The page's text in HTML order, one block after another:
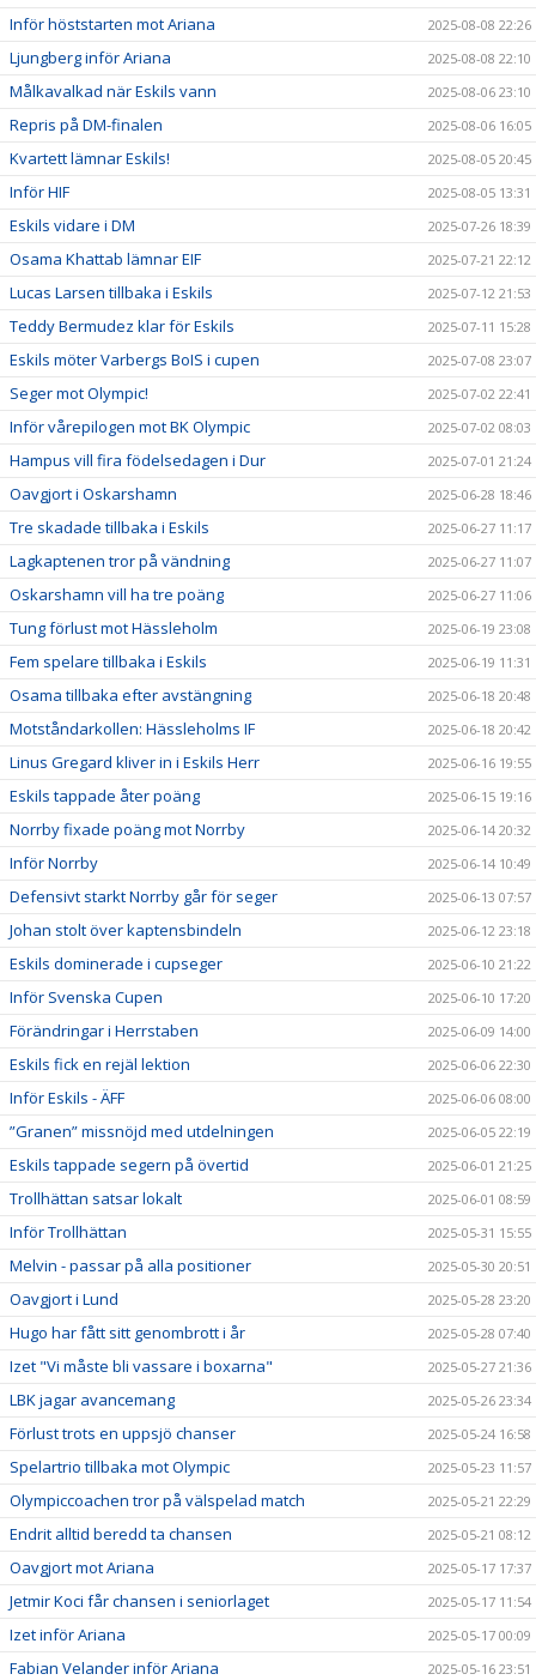
Inför höststarten mot Ariana
2025-08-08 22:26
Ljungberg inför Ariana 2025-08-08 22:10
Målkavalkad när Eskils vann 2025-08-06 23:10
Repris på DM-finalen 2025-08-06 16:05
Kvartett lämnar Eskils! 2025-08-05 20:45
Inför HIF 2025-08-05 13:31
Eskils vidare i DM 2025-07-26 18:39
Osama Khattab lämnar EIF 2025-07-21 22:12
Lucas Larsen tillbaka i Eskils 2025-07-12 21:53
Teddy Bermudez klar för Eskils 2025-07-11 15:28
Eskils möter Varbergs BoIS i cupen 2025-07-08 23:07
Seger mot Olympic! 2025-07-02 22:41
Inför vårepilogen mot BK Olympic 2025-07-02 08:03
Hampus vill fira födelsedagen i Dur 2025-07-01 21:24
Oavgjort i Oskarshamn 2025-06-28 18:46
Tre skadade tillbaka i Eskils 2025-06-27 11:17
Lagkaptenen tror på vändning 2025-06-27 11:07
Oskarshamn vill ha tre poäng 2025-06-27 11:06
Tung förlust mot Hässleholm 2025-06-19 23:08
Fem spelare tillbaka i Eskils 2025-06-19 11:31
Osama tillbaka efter avstängning 2025-06-18 20:48
Motståndarkollen: Hässleholms IF 2025-06-18 20:42
Linus Gregard kliver in i Eskils Herr 2025-06-16 19:55
Eskils tappade åter poäng 2025-06-15 19:16
Norrby fixade poäng mot Norrby 2025-06-14 20:32
Inför Norrby 2025-06-14 10:49
Defensivt starkt Norrby går för seger 2025-06-13 07:57
Johan stolt över kaptensbindeln 2025-06-12 23:18
Eskils dominerade i cupseger 2025-06-10 21:22
Inför Svenska Cupen 2025-06-10 17:20
Förändringar i Herrstaben 2025-06-09 14:00
Eskils fick en rejäl lektion 2025-06-06 22:30
Inför Eskils - ÄFF 2025-06-06 08:00
”Granen” missnöjd med utdelningen 2025-06-05 22:19
Eskils tappade segern på övertid 2025-06-01 21:25
Trollhättan satsar lokalt 2025-06-01 08:59
Inför Trollhättan 2025-05-31 15:55
Melvin - passar på alla positioner 2025-05-30 20:51
Oavgjort i Lund 2025-05-28 23:20
Hugo har fått sitt genombrott i år 2025-05-28 07:40
Izet "Vi måste bli vassare i boxarna" 2025-05-27 21:36
LBK jagar avancemang 2025-05-26 23:34
Förlust trots en uppsjö chanser 2025-05-24 16:58
Spelartrio tillbaka mot Olympic 2025-05-23 11:57
Olympiccoachen tror på välspelad match 2025-05-21 22:29
Endrit alltid beredd ta chansen 2025-05-21 08:12
Oavgjort mot Ariana 2025-05-17 17:37
Jetmir Koci får chansen i seniorlaget 2025-05-17 11:54
Izet inför Ariana 2025-05-17 00:09
Fabian Velander inför Ariana 2025-05-16 23:51